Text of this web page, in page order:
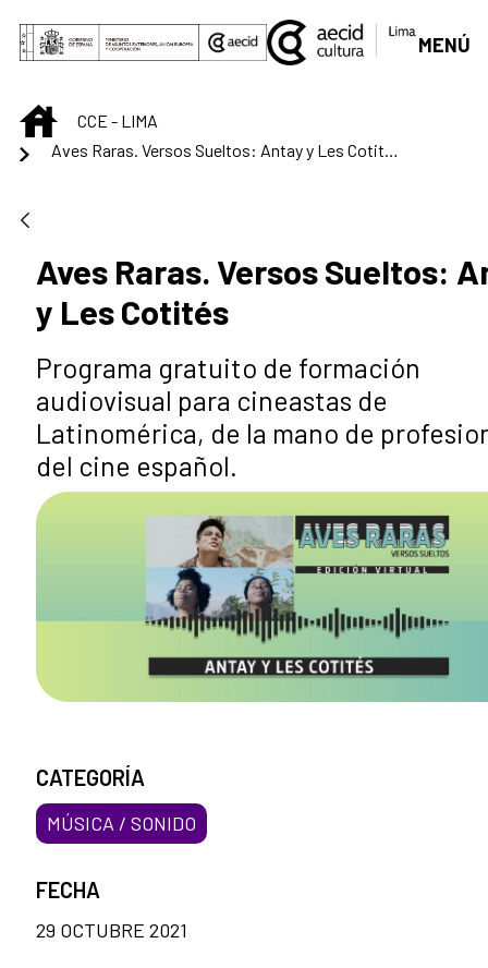
Saltar al contenido principal
MENÚ
INICIOCCE - LIMA
Aves Raras. Versos Sueltos: Antay y Les Cotités
Aves Raras. Versos Sueltos:
y Les Cotités
Programa gratuito de formación
audiovisual para cineastas de
Latinomérica, de la mano de
del cine español.
CATEGORÍA
MÚSICA / SONIDO
FECHA
29 OCTUBRE 2021